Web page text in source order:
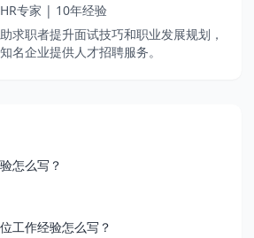
专家 | 10年经验
求职者提升面试技巧和职业发展规划，
名企业提供人才招聘服务。
怎么写？
工作经验怎么写？